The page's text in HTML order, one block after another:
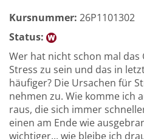
Kursnummer: 26P1101302
Status:
Wer hat nicht schon mal das
Stress zu sein und das in
häufiger? Die Ursachen für
nehmen zu. Wie komme ich
raus, die sich immer
einen am Ende wie
wichtiger... wie bleibe ich